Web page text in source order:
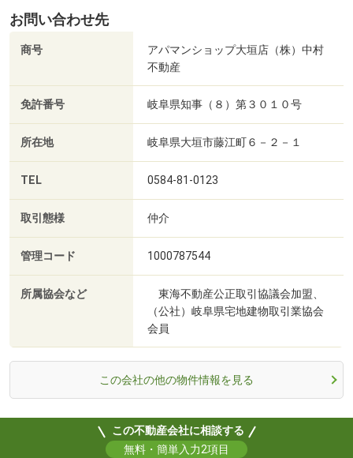
お問い合わせ先
商号
アパマンショップ大垣店（株）中村
不動産
免許番号 岐阜県知事（８）第３０１０号
所在地 岐阜県大垣市藤江町６－２－１
TEL 0584-81-0123
取引態様 仲介
管理コード 1000787544
所属協会など
東海不動産公正取引協議会加盟、
（公社）岐阜県宅地建物取引業協会
会員
この会社の他の物件情報を見る
この不動産会社に相談する
無料・簡単入力2項目